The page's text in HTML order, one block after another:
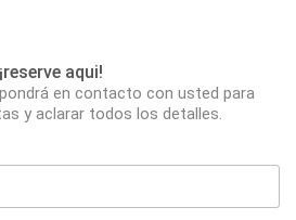
aqui!
en contacto con usted para
y aclarar todos los detalles.